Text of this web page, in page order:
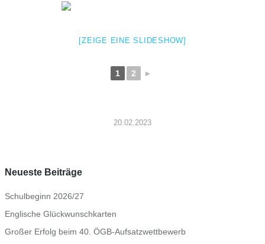
[ZEIGE EINE SLIDESHOW]
1 2 ►
20.02.2023
Neueste Beiträge
Schulbeginn 2026/27
Englische Glückwunschkarten
Großer Erfolg beim 40. ÖGB‑Aufsatzwettbewerb